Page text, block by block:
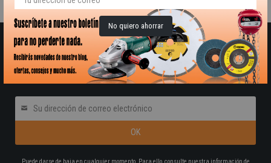
RECIBE NUESTRO BOLETÍN DE OFERTAS Y
NOVEDADES
Pon tú correo electrónico
No quiero ahorrar